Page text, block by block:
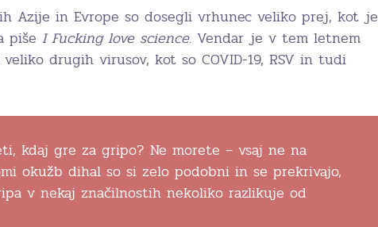
Azije in Evrope so dosegli vrhunec veliko prej, kot je
piše I Fucking love science. Vendar je v tem letnem
drugih virusov, kot so COVID-19, RSV in tudi
kdaj gre za gripo? Ne morete – vsaj ne na
okužb dihal so si zelo podobni in se prekrivajo,
v nekaj značilnostih nekoliko razlikuje od